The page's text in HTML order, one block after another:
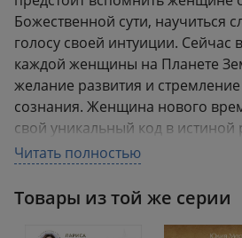
Божественной сути, научиться
голосу своей интуиции. Сейчас
каждой женщины на Планете
желание развития и
сознания. Женщина нового
свой уникальный код в истиной
собой и миром, создавая Новую
составленная Ириной Мясник —
психологом нового времени,
Читать полностью
Товары из той же серии